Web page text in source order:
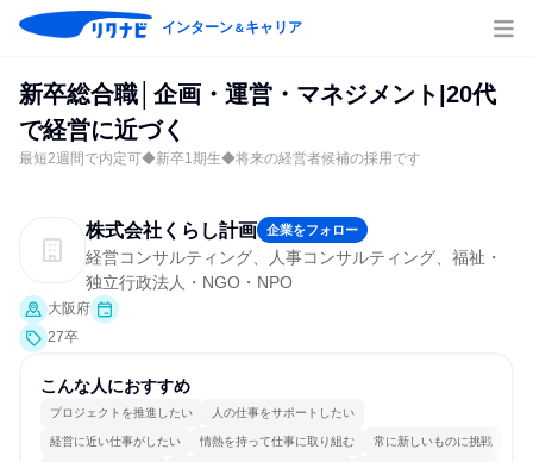
インターン＆キャリア
新卒総合職│企画・運営・マネジメント|20代
で経営に近づく
最短2週間で内定可◆新卒1期生◆将来の経営者候補の採用です
株式会社くらし計画 企業をフォロー
経営コンサルティング、人事コンサルティング、福祉・
独立行政法人・NGO・NPO
大阪府
27卒
こんな人におすすめ
プロジェクトを推進したい 人の仕事をサポートしたい
経営に近い仕事がしたい 情熱を持って仕事に取り組む 常に新しいものに挑戦